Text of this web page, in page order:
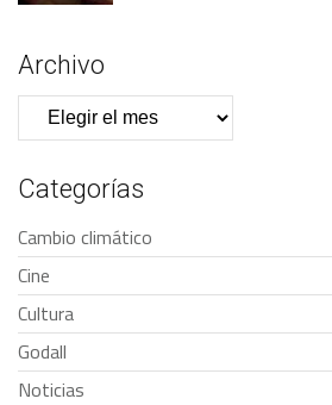
Archivo
Archivo
Categorías
Cambio climático
Cine
Cultura
Godall
Noticias